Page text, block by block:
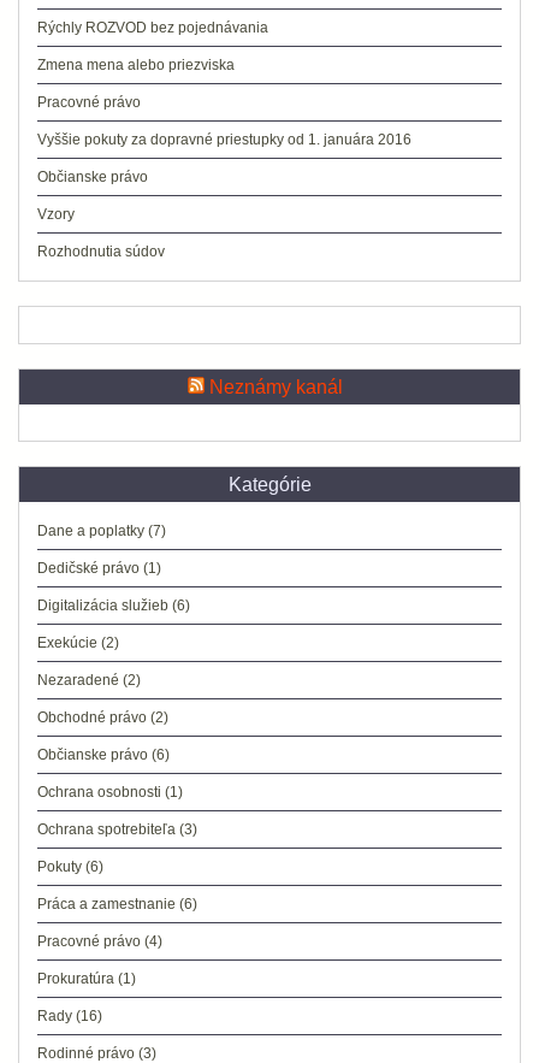
Rýchly ROZVOD bez pojednávania
Zmena mena alebo priezviska
Pracovné právo
Vyššie pokuty za dopravné priestupky od 1. januára 2016
Občianske právo
Vzory
Rozhodnutia súdov
Neznámy kanál
Kategórie
Dane a poplatky (7)
Dedičské právo (1)
Digitalizácia služieb (6)
Exekúcie (2)
Nezaradené (2)
Obchodné právo (2)
Občianske právo (6)
Ochrana osobnosti (1)
Ochrana spotrebiteľa (3)
Pokuty (6)
Práca a zamestnanie (6)
Pracovné právo (4)
Prokuratúra (1)
Rady (16)
Rodinné právo (3)